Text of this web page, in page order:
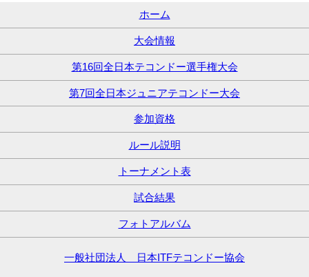
ホーム
大会情報
第16回全日本テコンドー選手権大会
第7回全日本ジュニアテコンドー大会
参加資格
ルール説明
トーナメント表
試合結果
フォトアルバム
一般社団法人 日本ITFテコンドー協会